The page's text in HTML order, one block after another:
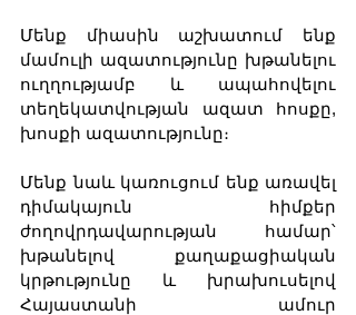
Մենք միասին աշխատում ենք
մամուլի ազատությունը խթանելու
ուղղությամբ և ապահովելու
տեղեկատվության ազատ հոսքը,
խոսքի ազատությունը։
Մենք նաև կառուցում ենք առավել
դիմակայուն հիմքեր
ժողովրդավարության համար՝
խթանելով քաղաքացիական
կրթությունը և խրախուսելով
Հայաստանի ամուր